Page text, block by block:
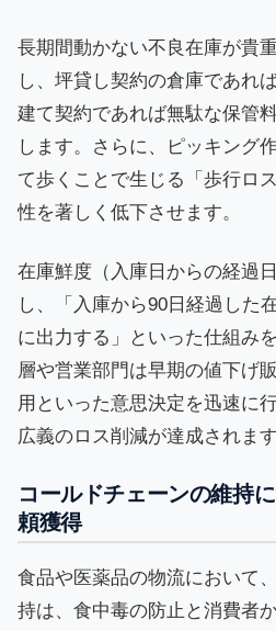
長期間動かない不良在庫が貴
し、坪貸し契約の倉庫であれ
建て契約であれば無駄な保管
します。さらに、ピッキング
て歩くことで生じる「歩行ロ
性を著しく低下させます。
在庫鮮度（入庫日からの経過
し、「入庫から90日経過した
に出力する」といった仕組み
層や営業部門は早期の値下げ
用といった意思決定を迅速に
広義のロス削減が達成されます
コールドチェーンの維持
頼獲得
食品や医薬品の物流において
持は、食中毒の防止と消費者